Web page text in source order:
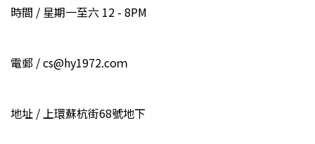
時間 / 星期一至六 12 - 8PM
電郵 / cs@hy1972.coｍ
地址 / 上環蘇杭街68號地下